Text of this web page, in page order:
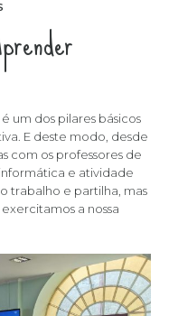
um dos pilares básicos
E deste modo, desde
com os professores de
e atividade
trabalho e partilha, mas
a nossa